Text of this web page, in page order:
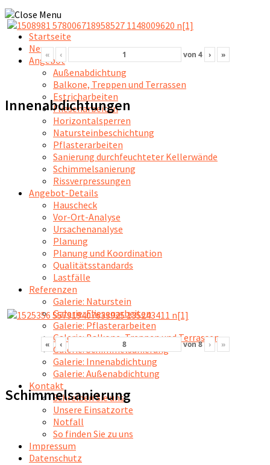
Startseite
News
Angebot
Außenabdichtung
Balkone, Treppen und Terrassen
Estricharbeiten
Fliesenarbeiten
Horizontalsperren
Natursteinbeschichtung
Pflasterarbeiten
Sanierung durchfeuchteter Kellerwände
Schimmelsanierung
Rissverpressungen
Angebot-Details
Hauscheck
Vor-Ort-Analyse
Ursachenanalyse
Planung
Planung und Koordination
Qualitätsstandards
Lastfälle
Referenzen
Galerie: Naturstein
Galerie: Fliesenarbeiten
Galerie: Pflasterarbeiten
Galerie: Balkone, Treppen und Terrassen
Galerie: Schimmelsanierung
Galerie: Innenabdichtung
Galerie: Außenabdichtung
Kontakt
Schreiben Sie uns
Unsere Einsatzorte
Notfall
So finden Sie zu uns
Impressum
Datenschutz
« ‹ von 4 › »
Innenabdichtungen
« ‹ von8 › »
Schimmelsanierung